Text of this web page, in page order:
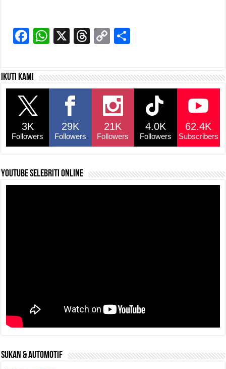
F
c
e
b
o
o
k
W
s
p
X
T
a
C
y
Li
n
k
e
Ikuti kami
3K
Followers
29K
Followers
21K
Followers
4.0K
Followers
62.4K
Subscribers
YouTube selebriti online
SUKAN & AUTOMOTIF